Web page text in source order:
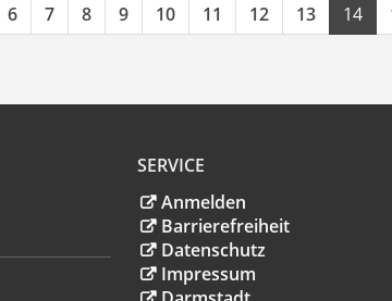
6 7 8 9 10 11 12 13 14
SERVICE
Anmelden
Barrierefreiheit
Datenschutz
Impressum